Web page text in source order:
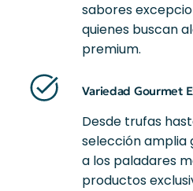
sabores
quienes buscan
premium.
Variedad Gourmet
Desde trufas
selección amplia
a los paladares
productos